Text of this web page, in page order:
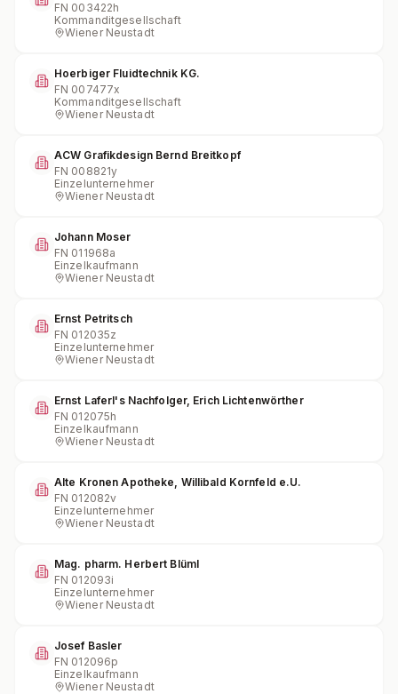
FN 003422h
Kommanditgesellschaft
Wiener Neustadt
Hoerbiger Fluidtechnik KG.
FN 007477x
Kommanditgesellschaft
Wiener Neustadt
ACW Grafikdesign Bernd Breitkopf
FN 008821y
Einzelunternehmer
Wiener Neustadt
Johann Moser
FN 011968a
Einzelkaufmann
Wiener Neustadt
Ernst Petritsch
FN 012035z
Einzelunternehmer
Wiener Neustadt
Ernst Laferl's Nachfolger, Erich Lichtenwörther
FN 012075h
Einzelkaufmann
Wiener Neustadt
Alte Kronen Apotheke, Willibald Kornfeld e.U.
FN 012082v
Einzelunternehmer
Wiener Neustadt
Mag. pharm. Herbert Blüml
FN 012093i
Einzelunternehmer
Wiener Neustadt
Josef Basler
FN 012096p
Einzelkaufmann
Wiener Neustadt